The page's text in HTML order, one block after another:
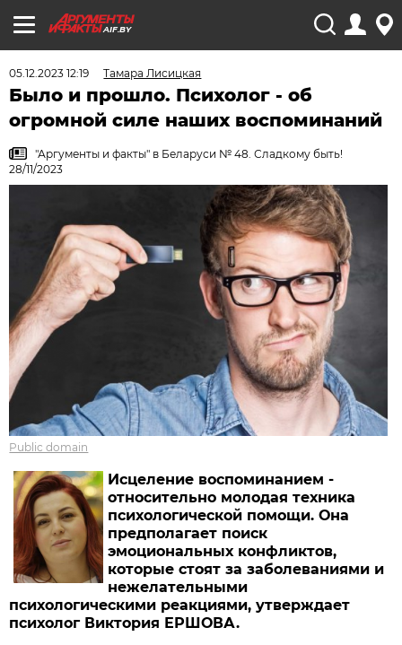
AIF.BY
05.12.2023 12:19 Тамара Лисицкая
Было и прошло. Психолог - об
огромной силе наших воспоминаний
"Аргументы и факты" в Беларуси № 48. Сладкому быть!
28/11/2023
Public domain
Исцеление воспоминанием -
относительно молодая техника
психологической помощи. Она
предполагает поиск
эмоциональных конфликтов,
которые стоят за заболеваниями и
нежелательными
психологическими реакциями, утверждает
психолог Виктория ЕРШОВА.